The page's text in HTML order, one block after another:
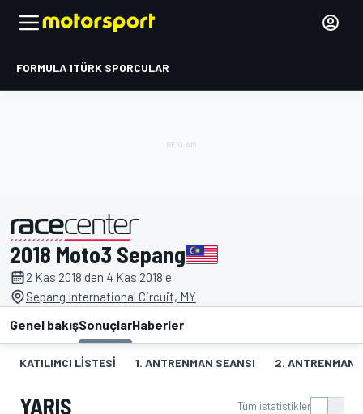
FORMULA 1TÜRK SPORCULAR
2018 Moto3 Sepang
2 Kas 2018 den 4 Kas 2018 e
Sepang International Circuit, MY
Genel bakışSonuçlarHaberler
KATILIMCI LISTESI 1. ANTRENMAN SEANSI 2. ANTRENMAN
YARIŞ Tüm istatistikler